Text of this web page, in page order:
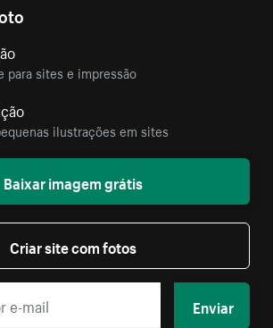
para sites e impressão
ilustrações em sites
Baixar imagem grátis
Criar site com fotos
Enviar